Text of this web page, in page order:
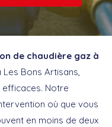
de chaudière gaz à
Bons Artisans,
Notre
où que vous
en moins de deux